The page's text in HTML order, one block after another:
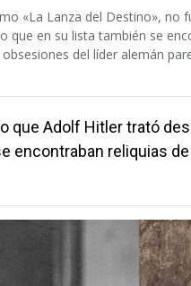
«La Lanza del Destino», no
que en su lista también se
del líder alemán
que Adolf Hitler trató
encontraban reliquias